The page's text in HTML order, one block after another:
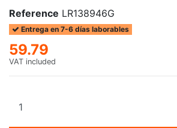
Reference LR138946G
Entrega en 7-6 días laborables
59.79
VAT included